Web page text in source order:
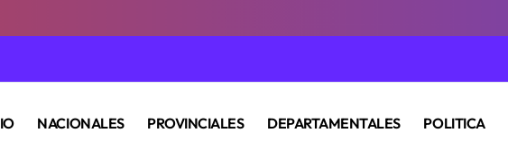
NACIONALES PROVINCIALES DEPARTAMENTALES POLITICA